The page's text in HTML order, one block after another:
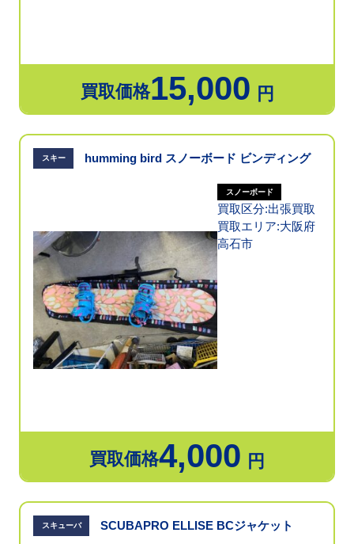
買取価格15,000 円
スキー humming bird スノーボード ビンディング
スノーボード
買取区分:出張買取
買取エリア:大阪府
高石市
買取価格4,000 円
スキューバ SCUBAPRO ELLISE BCジャケット